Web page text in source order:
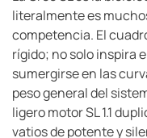
literalmente es
competencia. El
rígido; no solo inspira
sumergirse en las
peso general del
ligero motor SL 1.1
vatios de potente y